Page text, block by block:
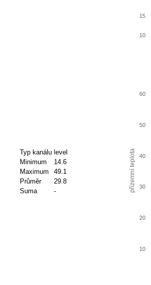
10
15
Typ kanálu level
Minimum
14.6
Maximum
49.1
Průměr
29.8
Suma
- přízemní teplota
10
20
30
40
50
60